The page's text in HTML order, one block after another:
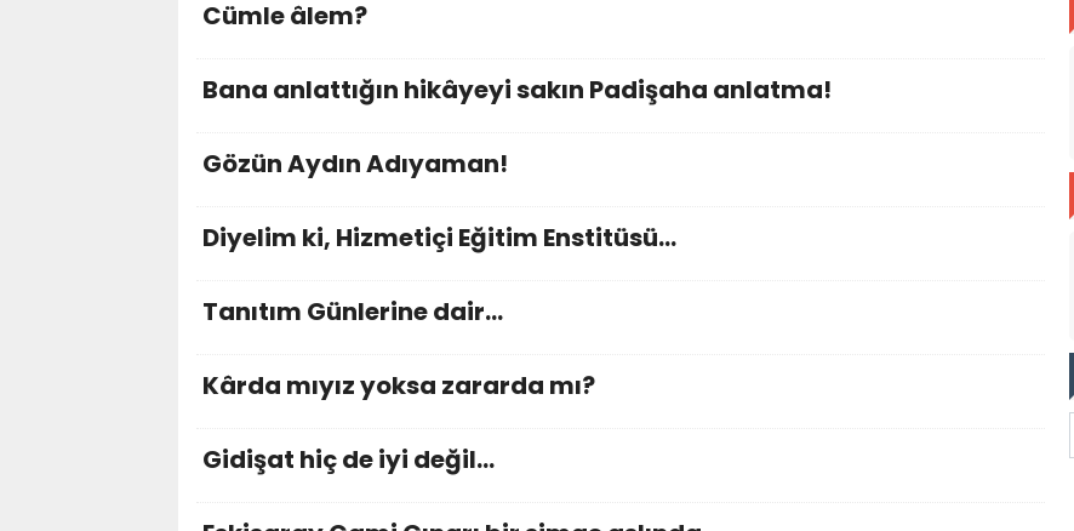
Cümle âlem?
Bana anlattığın hikâyeyi sakın Padişaha anlatma!
Gözün Aydın Adıyaman!
Diyelim ki, Hizmetiçi Eğitim Enstitüsü…
Tanıtım Günlerine dair…
Kârda mıyız yoksa zararda mı?
Gidişat hiç de iyi değil...